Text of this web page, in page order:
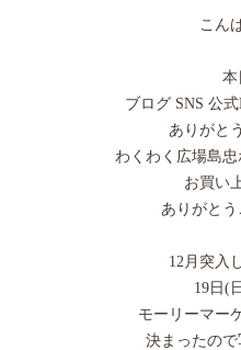
こん
本
ブログ SNS 公
ありがと
わくわく広場島
お買い
ありがとう
12月突入
19日(
モーリーマー
決まったので